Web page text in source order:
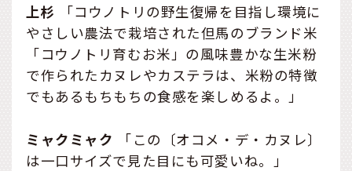
上杉 「コウノトリの野生復帰を目指し環境に
やさしい農法で栽培された但馬のブランド米
「コウノトリ育むお米」の風味豊かな生米粉
で作られたカヌレやカステラは、米粉の特徴
でもあるもちもちの食感を楽しめるよ。」
ミャクミャク 「この〔オコメ・デ・カヌレ〕
は一口サイズで見た目にも可愛いね。」